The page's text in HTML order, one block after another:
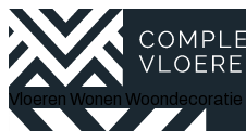
Vloeren Wonen Woondecoratie